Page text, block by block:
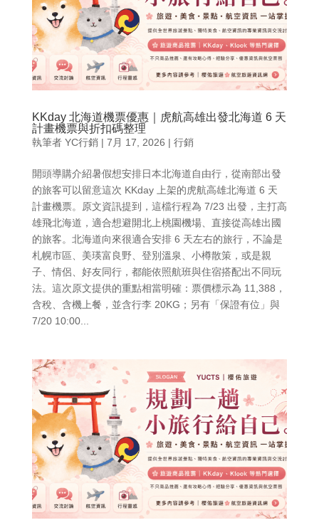
KKday 北海道機票優惠｜虎航高雄出發北海道 6 天
計畫機票與折扣碼整理
執筆者 YC行銷| 7月 17, 2026 | 行銷
開頭導購介紹暑假想安排日本北海道自由行，從南部出發
的旅客可以留意這次 KKday 上架的虎航高雄北海道 6 天
計畫機票。原文資訊提到，這檔行程為 7/23 出發，主打高
雄飛北海道，適合想避開北上桃園機場、直接從高雄出國
的旅客。北海道向來很適合安排 6 天左右的旅行，不論是
札幌市區、美瑛富良野、登別溫泉、小樽散策，或是親
子、情侶、好友同行，都能依照航班與住宿搭配出不同玩
法。這次原文提供的重點相當明確：票價標示為 11,388，
含稅、含機上餐，並含行李 20KG；另有「保證有位」與
7/20 10:00...